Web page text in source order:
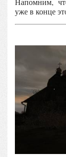
уже в конце